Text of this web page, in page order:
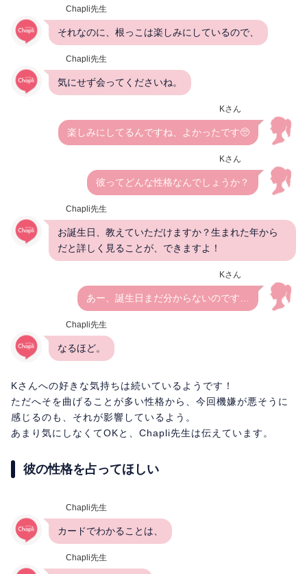
Chapli先生
それなのに、根っこは楽しみにしているので、
Chapli先生
気にせず会ってくださいね。
Kさん
楽しみにしてるんですね、よかったです🥺
Kさん
彼ってどんな性格なんでしょうか？
Chapli先生
お誕生日、教えていただけますか？生まれた年から
だと詳しく見ることが、できますよ！
Kさん
あー、誕生日まだ分からないのです…
Chapli先生
なるほど。
Kさんへの好きな気持ちは続いているようです！
ただへそを曲げることが多い性格から、今回機嫌が悪そうに
感じるのも、それが影響しているよう。
あまり気にしなくてOKと、Chapli先生は伝えています。
彼の性格を占ってほしい
Chapli先生
カードでわかることは、
Chapli先生